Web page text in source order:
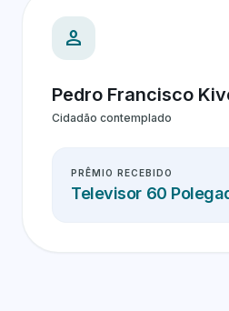
person
Pedro Francisco
Cidadão contemplado
PRÊMIO RECEBIDO
Televisor 60